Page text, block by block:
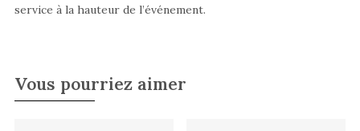
service à la hauteur de l’événement.
Vous pourriez aimer